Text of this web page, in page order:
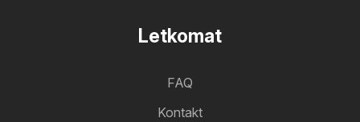
Letkomat
FAQ
Kontakt